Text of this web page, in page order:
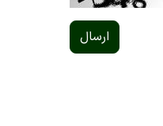
ارسال